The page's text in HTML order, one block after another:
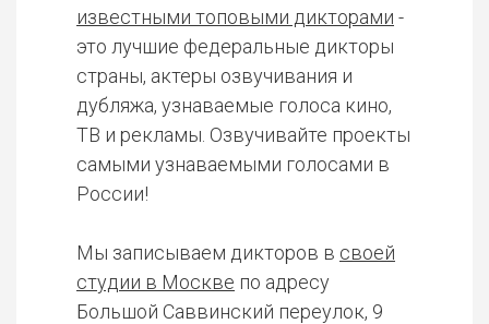
известными топовыми дикторами -
это лучшие федеральные дикторы
страны, актеры озвучивания и
дубляжа, узнаваемые голоса кино,
ТВ и рекламы. Озвучивайте проекты
самыми узнаваемыми голосами в
России!
Мы записываем дикторов в своей
студии в Москве по адресу
Большой Саввинский переулок, 9